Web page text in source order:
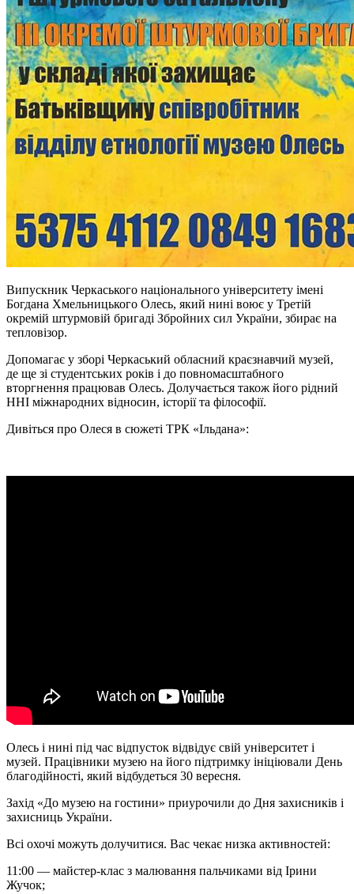
Випускник Черкаського національного університету імені
Богдана Хмельницького Олесь, який нині воює у Третій
окремій штурмовій бригаді Збройних сил України, збирає на
тепловізор.
Допомагає у зборі Черкаський обласний краєзнавчий музей,
де ще зі студентських років і до повномасштабного
вторгнення працював Олесь. Долучається також його рідний
ННІ міжнародних відносин, історії та філософії.
Дивіться про Олеся в сюжеті ТРК «Ільдана»:
Олесь і нині під час відпусток відвідує свій університет і
музей. Працівники музею на його підтримку ініціювали День
благодійності, який відбудеться 30 вересня.
Захід «До музею на гостини» приурочили до Дня захисників і
захисниць України.
Всі охочі можуть долучитися. Вас чекає низка активностей:
11:00 — майстер-клас з малювання пальчиками від Ірини
Жучок;